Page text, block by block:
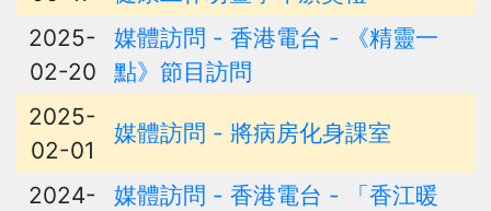
2025-
02-20
媒體訪問 - 香港電台 - 《精靈一
點》節目訪問
2025-
02-01
媒體訪問 - 將病房化身課室
2024-
媒體訪問 - 香港電台 - 「香江暖